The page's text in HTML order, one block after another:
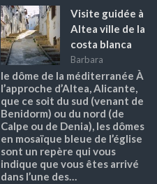
Visite guidée à
Altea ville de la
costa blanca
Barbara
le dôme de la méditerranée À
l’approche d’Altea, Alicante,
que ce soit du sud (venant de
Benidorm) ou du nord (de
Calpe ou de Denia), les dômes
en mosaïque bleue de l’église
sont un repère qui vous
indique que vous êtes arrivé
dans l’une des…